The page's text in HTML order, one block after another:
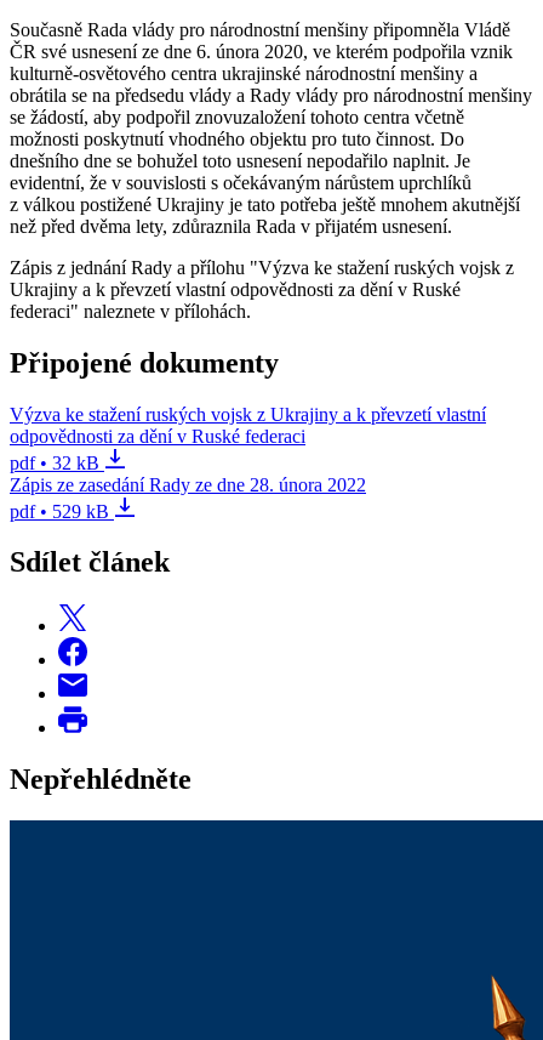
Současně Rada vlády pro národnostní menšiny připomněla Vládě
ČR své usnesení ze dne 6. února 2020, ve kterém podpořila vznik
kulturně-osvětového centra ukrajinské národnostní menšiny a
obrátila se na předsedu vlády a Rady vlády pro národnostní menšiny
se žádostí, aby podpořil znovuzaložení tohoto centra včetně
možnosti poskytnutí vhodného objektu pro tuto činnost. Do
dnešního dne se bohužel toto usnesení nepodařilo naplnit. Je
evidentní, že v souvislosti s očekávaným nárůstem uprchlíků
z válkou postižené Ukrajiny je tato potřeba ještě mnohem akutnější
než před dvěma lety, zdůraznila Rada v přijatém usnesení.
Zápis z jednání Rady a přílohu "Výzva ke stažení ruských vojsk z
Ukrajiny a k převzetí vlastní odpovědnosti za dění v Ruské
federaci" naleznete v přílohách.
Připojené dokumenty
Výzva ke stažení ruských vojsk z Ukrajiny a k převzetí vlastní
odpovědnosti za dění v Ruské federaci
pdf • 32 kB
Zápis ze zasedání Rady ze dne 28. února 2022
pdf • 529 kB
Sdílet článek
Nepřehlédněte